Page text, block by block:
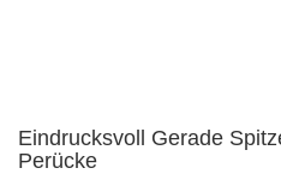
Eindrucksvoll Gerade
Perücke